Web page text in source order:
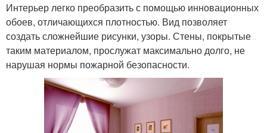
Интерьер легко преобразить с помощью инновационных
обоев, отличающихся плотностью. Вид позволяет
создать сложнейшие рисунки, узоры. Стены, покрытые
таким материалом, прослужат максимально долго, не
нарушая нормы пожарной безопасности.